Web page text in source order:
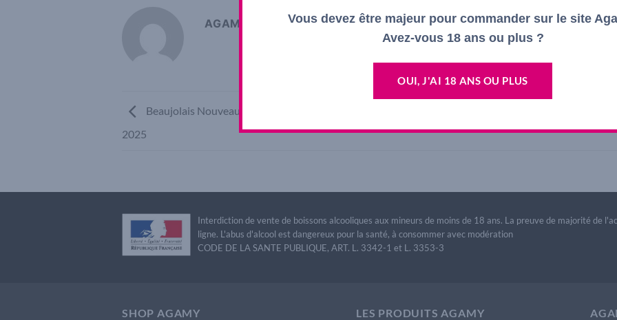
AGAMY SHOP
Beaujolais Nouveau Le Soly sans sulfites Rouge
2025
Interdiction de vente de boissons alcooliques aux mineurs de moins de 18 ans. La preuve de majorité de
ligne. L'abus d'alcool est dangereux pour la santé, à consommer avec modération
CODE DE LA SANTE PUBLIQUE, ART. L. 3342-1 et L. 3353-3
SHOP AGAMY LES PRODUITS AGAMY
Vous devez être majeur pour commander sur le site
Avez-vous 18 ans ou plus ?
OUI, J'AI 18 ANS OU PLUS